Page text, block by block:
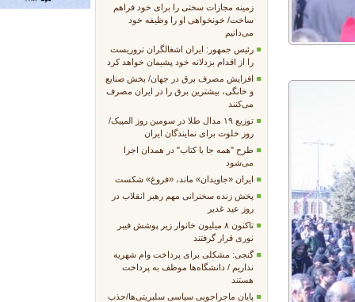
زمینه‌ مجازات سختی را برای خود فراهم
ساخت/ خونخواهی او را وظیفه خود
می‌دانیم
رئیس جمهور: ایران اشغالگران تروریست
را از اقدام بزدلانه خود پشیمان خواهد کرد
افزایش مصرف برق در جهان/ بخش صنایع
و خانگی، بیشترین برق را در ایران مصرف
می‌کنند
توزیع ۱۹ مدال طلا در سومین روز المپیک/
روز خلوت برای نمایندگان ایران
طرح "همه جا با کتاب" در همدان اجرا
می‌شود
ایران «جاویدان» ماند، «فروغ» شکست
پخش زنده سخنرانی مهم رهبر انقلاب در
روز عید غدیر
تاکنون ۸ میلیون خانوار زیر پوشش فیبر
نوری قرار گرفتند
گنجی: مشکلی برای پرداخت وام شهریه
نداریم / دانشگاه‌ها موظف به پرداخت
هستند
پایان ماجراجویی سیاسی سلبریتی‌ها/جذب